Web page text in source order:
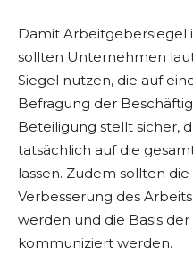
Damit Arbeitgebersiegel
sollten Unternehmen
Siegel nutzen, die auf
Befragung der
Beteiligung stellt sicher,
tatsächlich auf die
lassen. Zudem sollten
Verbesserung des
werden und die Basis
kommuniziert werden.